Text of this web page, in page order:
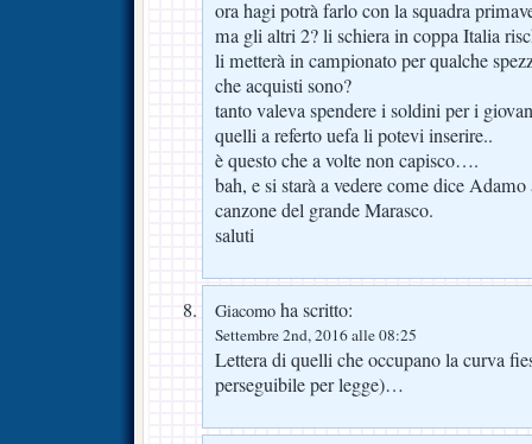
ora hagi potrà farlo con la squadra
ma gli altri 2? li schiera in coppa Italia
li metterà in campionato per qualche
che acquisti sono?
tanto valeva spendere i soldini per i
quelli a referto uefa li potevi inserire..
è questo che a volte non capisco….
bah, e si starà a vedere come dice
canzone del grande Marasco.
saluti
Giacomo ha scritto:
Settembre 2nd, 2016 alle 08:25
Lettera di quelli che occupano la curva
perseguibile per legge)…